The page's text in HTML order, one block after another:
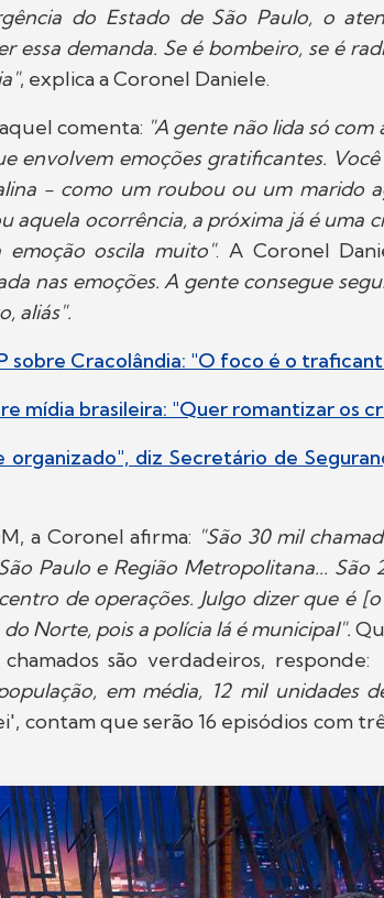
do Estado de São Paulo, o
essa demanda. Se é bombeiro, se é
, explica a Coronel Daniele.
comenta: "A gente não lida só com
envolvem emoções gratificantes.
- como um roubou ou um marido
aquela ocorrência, a próxima já é uma
oscila muito". A Coronel
nas emoções. A gente consegue
aliás".
sobre Cracolândia: "O foco é o
mídia brasileira: "Quer romantizar os
diz Secretário de
a Coronel afirma: "São 30 mil
Paulo e Região Metropolitana... São
de operações. Julgo dizer que é
Norte, pois a polícia lá é municipal".
são verdadeiros, responde:
em média, 12 mil unidades
contam que serão 16 episódios com